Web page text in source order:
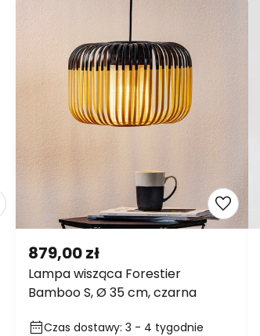
Lampa wisząca Forestier
Bamboo S, Ø 35 cm, czarna
879,00 zł
Czas dostawy: 3 - 4 tygodnie